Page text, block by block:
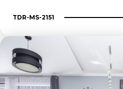
TDR-MS-2151